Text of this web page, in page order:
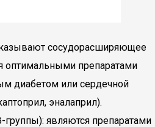
сосудорасширяющее
оптимальными препаратами
диабетом или сердечной
эналаприл).
являются препаратами